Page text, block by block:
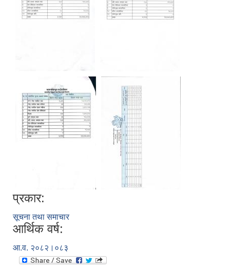
प्रकार:
सूचना तथा समाचार
आर्थिक वर्ष:
आ.व. २०८२।०८३